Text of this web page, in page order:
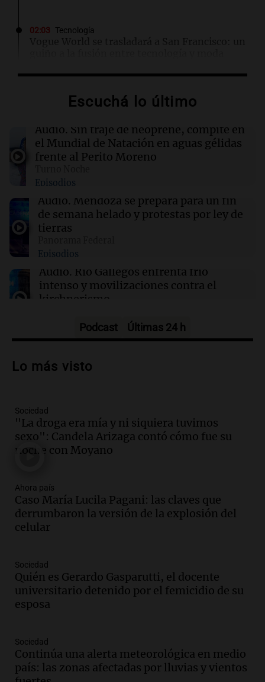
02:03 Tecnología
Vogue World se trasladará a San Francisco: un
Laura Galván brilla en los Centroamericanos y
01:29 Ciencia
La fertilización podría depender del trabajo en
estudio
01:24
Tiroteo en escuela secundaria de Tailandia:
Escuchá lo último
Audio. Sin traje de neoprene, compite en
el Mundial de Natación en aguas gélidas
frente al Perito Moreno
Episodios
Audio. Mendoza se prepara para un fin
de semana helado y protestas por ley de
tierras
Episodios
Audio. Río Gallegos enfrenta frío
intenso y movilizaciones contra el
kirchnerismo
Audio.Debate en el Senado sobre
la soberanía digital en Argentina
Audio.
de semana helado y ciudadanos
marchan contra reforma de tierras
Panorama Federal
Audio.
El "Mono" de Kapanga
adelantó su show en Rosario.
Viva la Radio Rosario
Episodios
en suspenso a hombre por simular robo
de recaudación en San Luis
Panorama Federal
Episodios
ayuda por problemas de fertilidad y la
ostentación de millonarios
Amamos Argentina
Podcast Últimas 24 h
Lo más visto
Sociedad
"La droga era mía y ni siquiera tuvimos
sexo": Candela Arizaga contó cómo fue su
noche con Moyano
Ahora país
Caso María Lucila Pagani: las claves que
derrumbaron la versión de la explosión del
celular
Sociedad
Quién es Gerardo Gasparutti, el docente
universitario detenido por el femicidio de su
esposa
Sociedad
Continúa una alerta meteorológica en medio
país: las zonas afectadas por lluvias y vientos